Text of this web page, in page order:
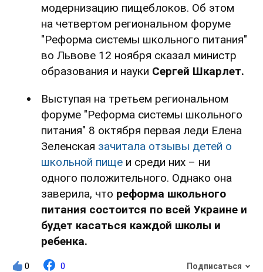
модернизацию пищеблоков. Об этом
на четвертом региональном форуме
"Реформа системы школьного питания"
во Львове 12 ноября сказал министр
образования и науки Сергей Шкарлет.
Выступая на третьем региональном
форуме "Реформа системы школьного
питания" 8 октября первая леди Елена
Зеленская зачитала отзывы детей о
школьной пище и среди них – ни
одного положительного. Однако она
заверила, что реформа школьного
питания состоится по всей Украине и
будет касаться каждой школы и
ребенка.
0 0 Подписаться